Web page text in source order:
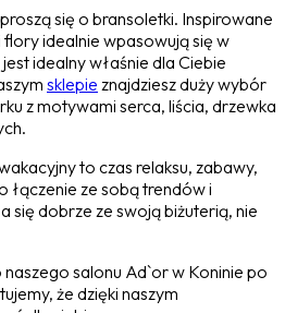
się o bransoletki. Inspirowane
idealnie wpasowują się w
idealny właśnie dla Ciebie
sklepie znajdziesz duży wybór
z motywami serca, liścia, drzewka
to czas relaksu, zabawy,
łączenie ze sobą trendów i
się dobrze ze swoją biżuterią, nie
salonu Ad`or w Koninie po
że dzięki naszym